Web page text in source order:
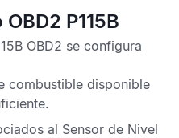
P115B
OBD2 se configura
combustible disponible
al Sensor de Nivel